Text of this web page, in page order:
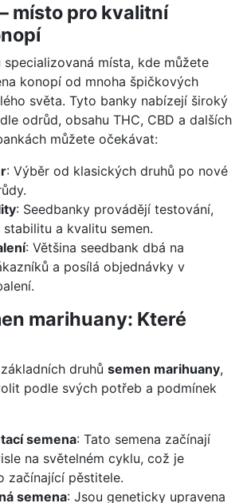
místo pro kvalitní
specializovaná místa, kde můžete
konopí od mnoha špičkových
světa. Tyto banky nabízejí široký
odrůd, obsahu THC, CBD a dalších
můžete očekávat:
: Výběr od klasických druhů po nové
: Seedbanky provádějí testování,
a kvalitu semen.
: Většina seedbank dbá na
a posílá objednávky v
marihuany: Které
druhů semen marihuany,
podle svých potřeb a podmínek
semena: Tato semena začínají
na světelném cyklu, což je
začínající pěstitele.
semena: Jsou geneticky upravena